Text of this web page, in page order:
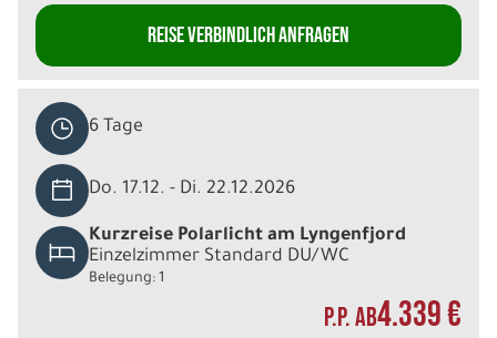
REISE VERBINDLICH ANFRAGEN
6 Tage
Do. 17.12. - Di. 22.12.2026
Kurzreise Polarlicht am Lyngenfjord
Einzelzimmer Standard DU/WC
Belegung: 1
P.P. AB4.339 €